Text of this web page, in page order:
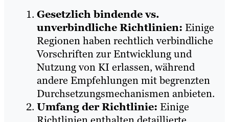
Gesetzlich bindende vs.
unverbindliche Richtlinien: Einige
Regionen haben rechtlich verbindliche
Vorschriften zur Entwicklung und
Nutzung von KI erlassen, während
andere Empfehlungen mit begrenzten
Durchsetzungsmechanismen anbieten.
Umfang der Richtlinie: Einige